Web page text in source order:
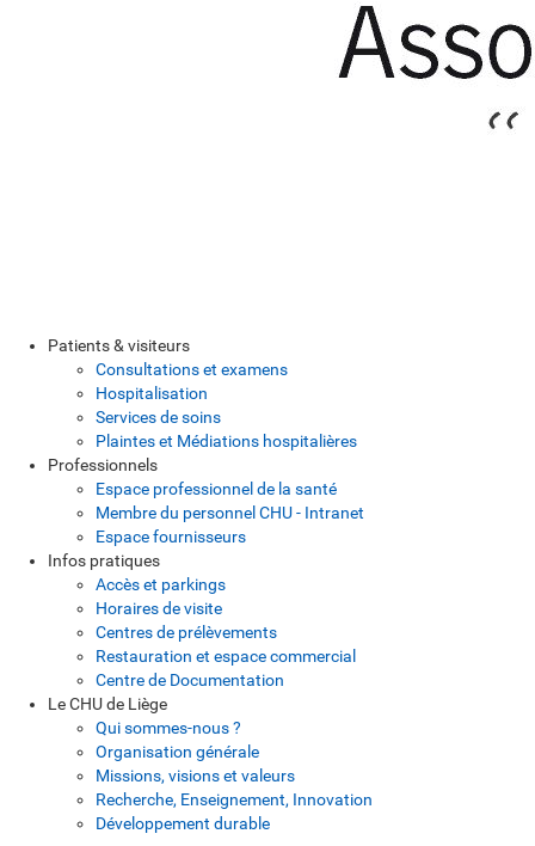
Patients & visiteurs
Consultations et examens
Hospitalisation
Services de soins
Plaintes et Médiations hospitalières
Professionnels
Espace professionnel de la santé
Membre du personnel CHU - Intranet
Espace fournisseurs
Infos pratiques
Accès et parkings
Horaires de visite
Centres de prélèvements
Restauration et espace commercial
Centre de Documentation
Le CHU de Liège
Qui sommes-nous ?
Organisation générale
Missions, visions et valeurs
Recherche, Enseignement, Innovation
Développement durable